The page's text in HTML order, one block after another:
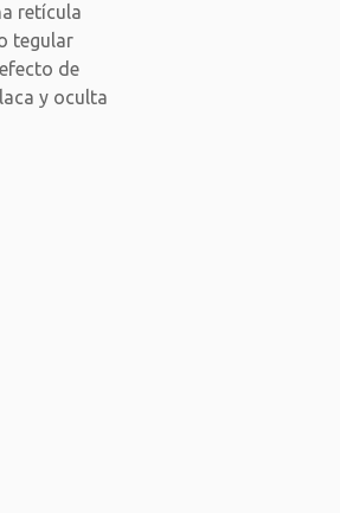
retícula
tegular
de
y oculta